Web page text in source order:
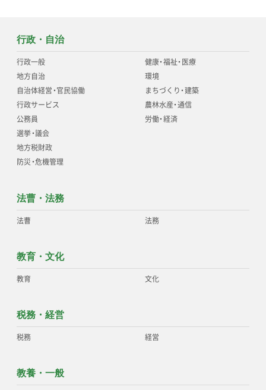
行政・自治
行政一般
地方自治
自治体経営・官民協働
行政サービス
公務員
選挙・議会
地方税財政
防災・危機管理
健康・福祉・医療
環境
まちづくり・建築
農林水産・通信
労働・経済
法曹・法務
法曹 法務
教育・文化
教育 文化
税務・経営
税務 経営
教養・一般